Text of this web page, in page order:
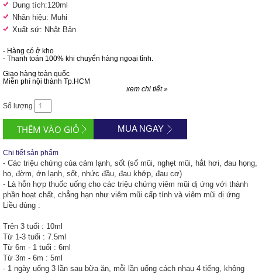
Dung tích:120ml
Nhãn hiệu: Muhi
Xuất sứ: Nhật Bản
- Hàng có ở kho
- Thanh toán 100% khi chuyển hàng ngoại tỉnh.
Giao hàng toàn quốc
Miễn phí nội thành Tp.HCM
xem chi tiết »
Số lượng
MUA NGAY
Chi tiết sản phẩm
- Các triệu chứng của cảm lạnh, sốt (sổ mũi, nghẹt mũi, hắt hơi, đau họng,
ho, đờm, ớn lạnh, sốt, nhức đầu, đau khớp, đau cơ)
- Là hỗn hợp thuốc uống cho các triệu chứng viêm mũi dị ứng với thành
phần hoạt chất, chẳng hạn như viêm mũi cấp tính và viêm mũi dị ứng
Liều dùng :
Trên 3 tuổi : 10ml
Từ 1-3 tuổi : 7.5ml
Từ 6m - 1 tuổi : 6ml
Từ 3m - 6m : 5ml
- 1 ngày uống 3 lần sau bữa ăn, mỗi lần uống cách nhau 4 tiếng, không